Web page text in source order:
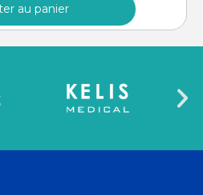
au panier